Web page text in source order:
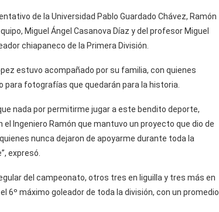
de la Universidad Pablo Guardado Chávez, Ramón
Miguel Ángel Casanova Díaz y del profesor Miguel
chiapaneco de la Primera División.
estuvo acompañado por su familia, con quienes
fotografías que quedarán para la historia.
nada por permitirme jugar a este bendito deporte,
Ingeniero Ramón que mantuvo un proyecto que dio de
nunca dejaron de apoyarme durante toda la
expresó.
del campeonato, otros tres en liguilla y tres más en
6º máximo goleador de toda la división, con un promedio